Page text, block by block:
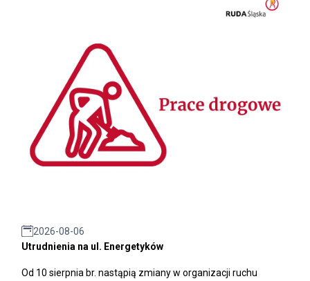
2026-08-06
Utrudnienia na ul. Energetyków
Od 10 sierpnia br. nastąpią zmiany w organizacji ruchu